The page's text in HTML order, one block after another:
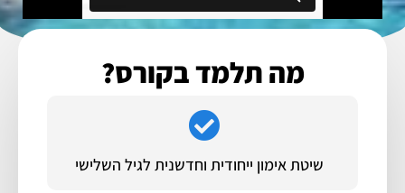
מה תלמד בקורס?
שיטת אימון ייחודית וחדשנית לגיל השלישי